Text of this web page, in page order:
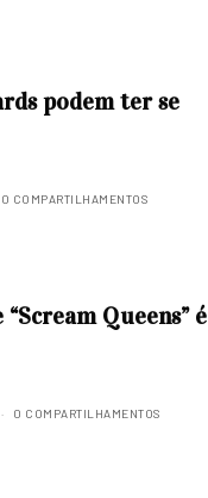
podem ter se
0 COMPARTILHAMENTOS
Queens” é
0 COMPARTILHAMENTOS